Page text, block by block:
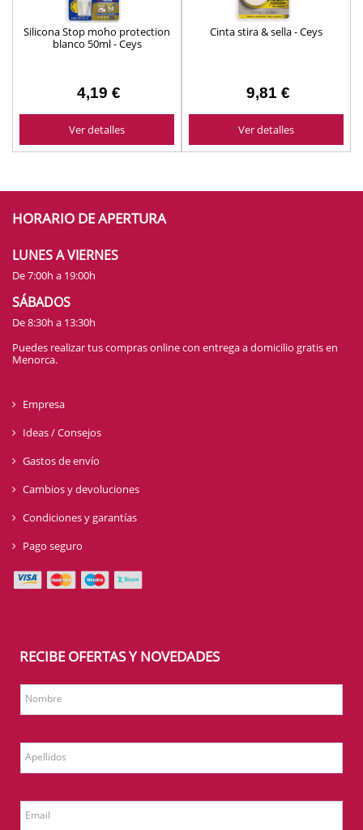
Silicona Stop moho protection
blanco 50ml - Ceys
4,19 €
Ver detalles
Cinta stira & sella - Ceys
9,81 €
Ver detalles
HORARIO DE APERTURA
LUNES A VIERNES
De 7:00h a 19:00h
SÁBADOS
De 8:30h a 13:30h
Puedes realizar tus compras online con entrega a domicilio gratis en
Menorca.
Empresa
Ideas / Consejos
Gastos de envío
Cambios y devoluciones
Condiciones y garantías
Pago seguro
RECIBE OFERTAS Y NOVEDADES
Nombre
Apellidos
Email